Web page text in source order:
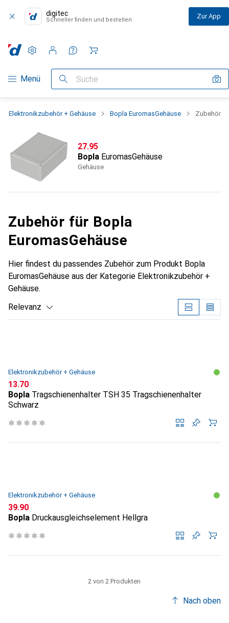
digitec
Schneller finden und bestellen Zur App
Navigation nach Kategorien
Menü Suche
Einstellungen
Kundenkonto
Vergleichslisten
Merklisten
Warenkorb
Elektronikzubehör + Gehäuse Bopla EuromasGehäuse Zubehör
CHF
27.95
Bopla EuromasGehäuse
Gehäuse
Zubehör für Bopla
EuromasGehäuse
Hier findest du passendes Zubehör zum Produkt Bopla
EuromasGehäuse aus der Kategorie Elektronikzubehör +
Gehäuse.
Relevanz
Elektronikzubehör + Gehäuse
CHF
13.70
Bopla Tragschienenhalter TSH 35 Tragschienenhalter
Schwarz
Elektronikzubehör + Gehäuse
CHF
39.90
Bopla Druckausgleichselement Hellgra
2 von 2 Produkten
Nach oben